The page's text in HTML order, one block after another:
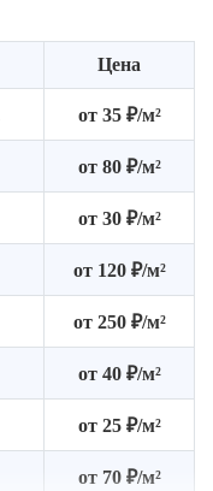
Цена
от 35 ₽/м²
от 80 ₽/м²
от 30 ₽/м²
от 120 ₽/м²
от 250 ₽/м²
от 40 ₽/м²
от 25 ₽/м²
от 70 ₽/м²